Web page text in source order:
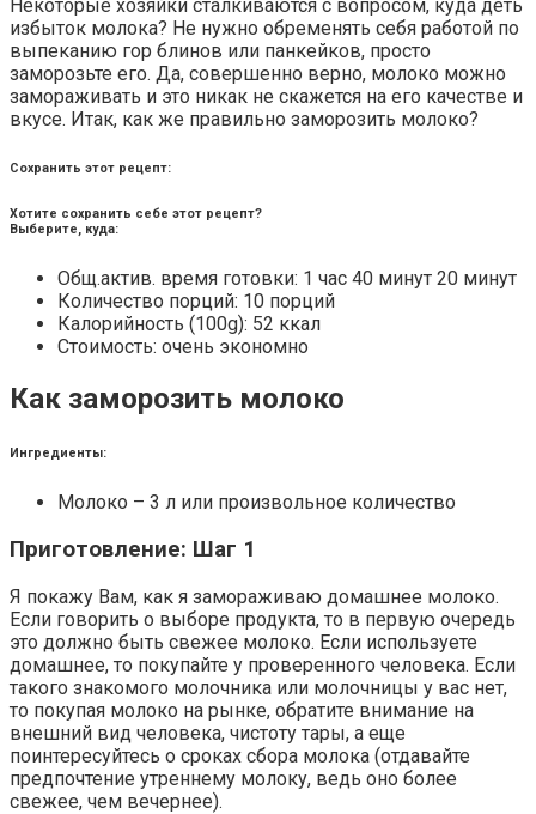
Некоторые хозяйки сталкиваются с вопросом, куда деть
избыток молока? Не нужно обременять себя работой по
выпеканию гор блинов или панкейков, просто
заморозьте его. Да, совершенно верно, молоко можно
замораживать и это никак не скажется на его качестве и
вкусе. Итак, как же правильно заморозить молоко?
Сохранить этот рецепт:
Хотите сохранить себе этот рецепт?
Выберите, куда:
Общ.актив. время готовки: 1 час 40 минут 20 минут
Количество порций: 10 порций
Калорийность (100g): 52 ккал
Стоимость: очень экономно
Как заморозить молоко
Ингредиенты:
Молоко – 3 л или произвольное количество
Приготовление: Шаг 1
Я покажу Вам, как я замораживаю домашнее молоко.
Если говорить о выборе продукта, то в первую очередь
это должно быть свежее молоко. Если используете
домашнее, то покупайте у проверенного человека. Если
такого знакомого молочника или молочницы у вас нет,
то покупая молоко на рынке, обратите внимание на
внешний вид человека, чистоту тары, а еще
поинтересуйтесь о сроках сбора молока (отдавайте
предпочтение утреннему молоку, ведь оно более
свежее, чем вечернее).